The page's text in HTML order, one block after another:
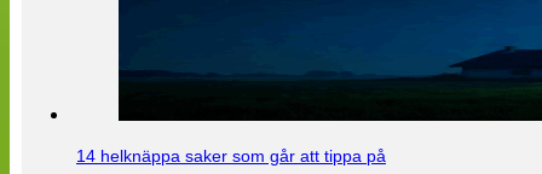
14 helknäppa saker som går att tippa på